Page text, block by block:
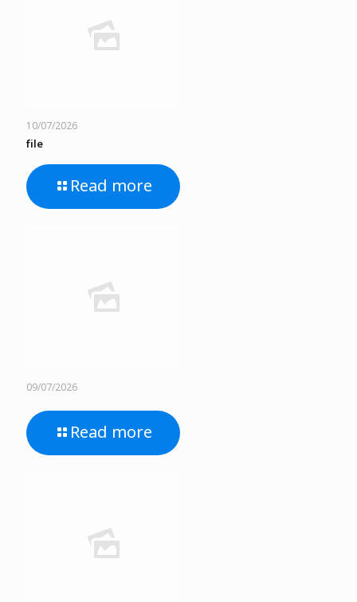
10/07/2026
file
Read more
09/07/2026
Read more